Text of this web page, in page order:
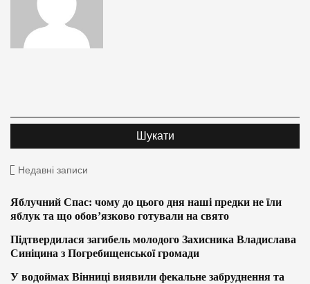
Недавні записи
Яблучний Спас: чому до цього дня наші предки не їли
яблук та що обов’язково готували на свято
Підтвердилася загибель молодого Захисника Владислава
Синіцина з Погребищенської громади
У водоймах Вінниці виявили фекальне забруднення та